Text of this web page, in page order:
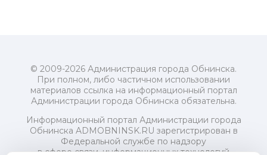
© 2009-2026 Администрация города Обнинска.
При полном, либо частичном использовании
материалов ссылка на информационный портал
Администрации города Обнинска обязательна.
Информационный портал Администрации города
Обнинска ADMOBNINSK.RU зарегистрирован в
Федеральной службе по надзору
в сфере связи, информационных технологий